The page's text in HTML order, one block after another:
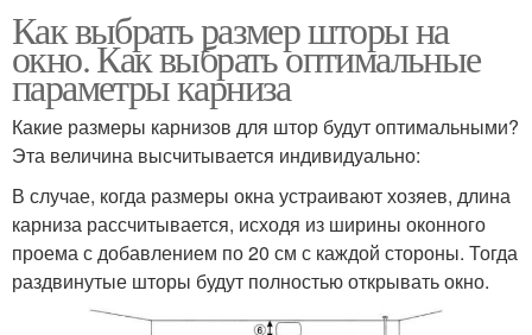
Как выбрать размер шторы на
окно. Как выбрать оптимальные
параметры карниза
Какие размеры карнизов для штор будут оптимальными?
Эта величина высчитывается индивидуально:
В случае, когда размеры окна устраивают хозяев, длина
карниза рассчитывается, исходя из ширины оконного
проема с добавлением по 20 см с каждой стороны. Тогда
раздвинутые шторы будут полностью открывать окно.